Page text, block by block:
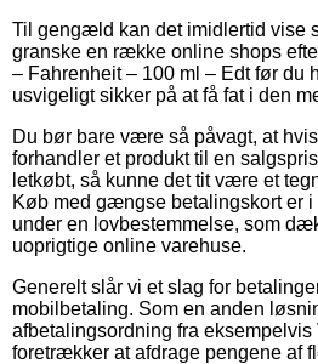
Til gengæld kan det imidlertid vise
granske en række online shops
– Fahrenheit – 100 ml – Edt før du
usvigeligt sikker på at få fat i den
Du bør bare være så påvagt, at
forhandler et produkt til en
letkøbt, så kunne det tit være et
Køb med gængse betalingskort er
under en lovbestemmelse, som
uoprigtige online varehuse.
Generelt slår vi et slag for
mobilbetaling. Som en anden
afbetalingsordning fra eksempelvis
foretrækker at afdrage pengene af